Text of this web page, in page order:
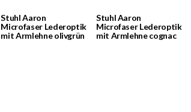
Stuhl Aaron
Microfaser Lederoptik
mit Armlehne olivgrün
Stuhl Aaron
Microfaser Lederoptik
mit Armlehne cognac